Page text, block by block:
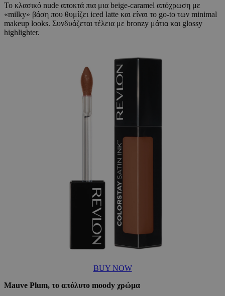
Το κλασικό nude αποκτά πια μια beige-caramel απόχρωση με
«milky» βάση που θυμίζει iced latte και είναι το go-to των minimal
makeup looks. Συνδυάζεται τέλεια με bronzy μάτια και glossy
highlighter.
BUY NOW
Mauve Plum, το απόλυτο moody χρώμα